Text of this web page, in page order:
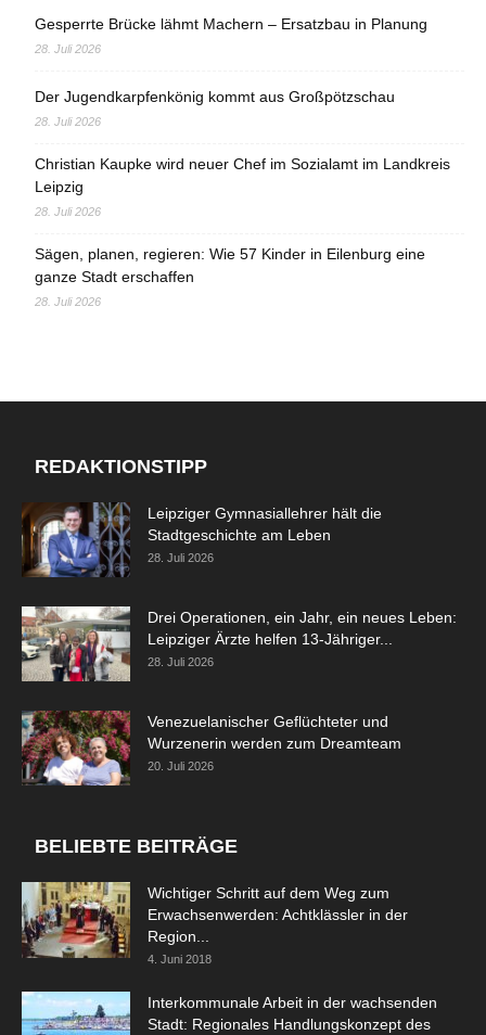
Gesperrte Brücke lähmt Machern – Ersatzbau in Planung
28. Juli 2026
Der Jugendkarpfenkönig kommt aus Großpötzschau
28. Juli 2026
Christian Kaupke wird neuer Chef im Sozialamt im Landkreis
Leipzig
28. Juli 2026
Sägen, planen, regieren: Wie 57 Kinder in Eilenburg eine
ganze Stadt erschaffen
28. Juli 2026
REDAKTIONSTIPP
Leipziger Gymnasiallehrer hält die
Stadtgeschichte am Leben
28. Juli 2026
Drei Operationen, ein Jahr, ein neues Leben:
Leipziger Ärzte helfen 13-Jähriger...
28. Juli 2026
Venezuelanischer Geflüchteter und
Wurzenerin werden zum Dreamteam
20. Juli 2026
BELIEBTE BEITRÄGE
Wichtiger Schritt auf dem Weg zum
Erwachsenwerden: Achtklässler in der
Region...
4. Juni 2018
Interkommunale Arbeit in der wachsenden
Stadt: Regionales Handlungskonzept des